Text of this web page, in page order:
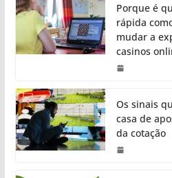
Porque é
rápida
mudar a
casinos
Os sinais
casa de
da cotação